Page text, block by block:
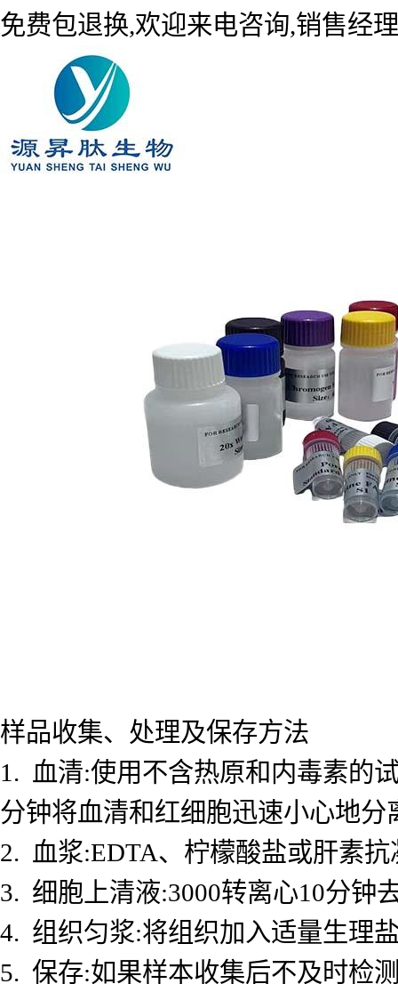
免费包退换,欢迎来电咨询,销售经
样品收集、处理及保存方法
1. 血清:使用不含热原和内毒素的
分钟将血清和红细胞迅速小心地分
2. 血浆:EDTA、柠檬酸盐或肝素
3. 细胞上清液:3000转离心10分钟
4. 组织匀浆:将组织加入适量生理
5. 保存:如果样本收集后不及时检